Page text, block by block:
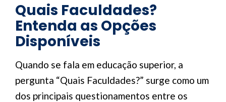
Quais Faculdades?
Entenda as Opções
Disponíveis
Quando se fala em educação superior, a
pergunta “Quais Faculdades?” surge como um
dos principais questionamentos entre os